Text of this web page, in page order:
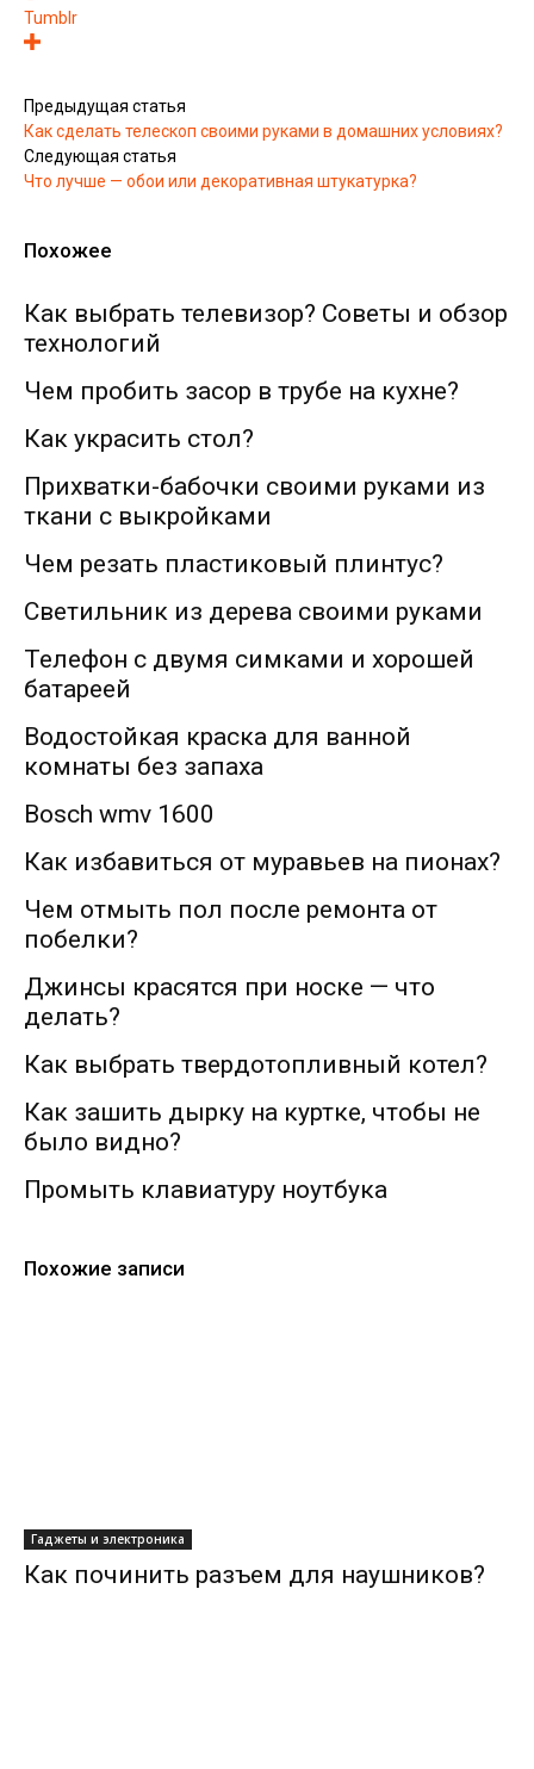
Tumblr
Предыдущая статья
Как сделать телескоп своими руками в домашних условиях?
Следующая статья
Что лучше — обои или декоративная штукатурка?
Похожее
Как выбрать телевизор? Советы и обзор
технологий
Чем пробить засор в трубе на кухне?
Как украсить стол?
Прихватки-бабочки своими руками из
ткани с выкройками
Чем резать пластиковый плинтус?
Светильник из дерева своими руками
Телефон с двумя симками и хорошей
батареей
Водостойкая краска для ванной
комнаты без запаха
Bosch wmv 1600
Как избавиться от муравьев на пионах?
Чем отмыть пол после ремонта от
побелки?
Джинсы красятся при носке — что
делать?
Как выбрать твердотопливный котел?
Как зашить дырку на куртке, чтобы не
было видно?
Промыть клавиатуру ноутбука
Похожие записи
Гаджеты и электроника
Как починить разъем для наушников?